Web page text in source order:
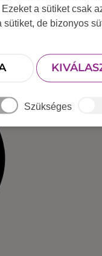
a sütiket csak
de bizonyos
Szükséges